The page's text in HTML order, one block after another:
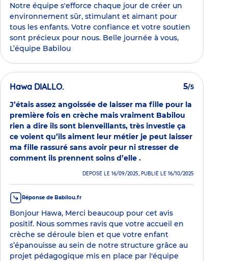
Notre équipe s'efforce chaque jour de créer un
environnement sûr, stimulant et aimant pour
tous les enfants. Votre confiance et votre soutien
sont précieux pour nous. Belle journée à vous,
L’équipe Babilou
Hawa DIALLO. 5/5
J’étais assez angoissée de laisser ma fille pour la
première fois en crèche mais vraiment Babilou
rien a dire ils sont bienveillants, très investie ça
ce voient qu’ils aiment leur métier je peut laisser
ma fille rassuré sans avoir peur ni stresser de
comment ils prennent soins d’elle .
DÉPOSÉ LE 16/09/2025, PUBLIÉ LE 16/10/2025
Réponse de Babilou.fr
Bonjour Hawa, Merci beaucoup pour cet avis
positif. Nous sommes ravis que votre accueil en
crèche se déroule bien et que votre enfant
s’épanouisse au sein de notre structure grâce au
projet pédagogique mis en place par l'équipe